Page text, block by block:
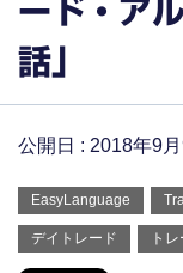
ード・ア
話」
公開日 : 2018年9月
EasyLanguage
デイトレード ト